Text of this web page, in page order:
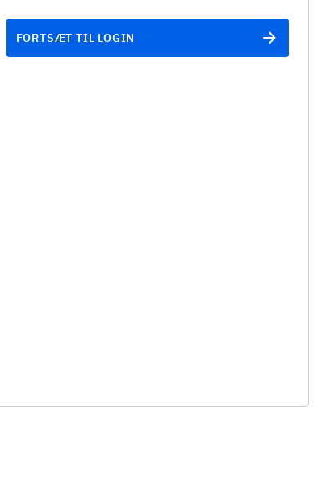
FORTSÆT TIL LOGIN